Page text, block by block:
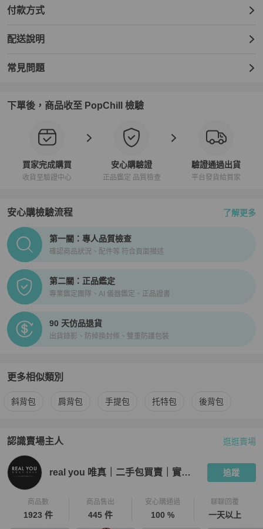
付款方式
配送說明
常見問題
下單後，商品收至 PopChill 檢驗
買家完成購買
收貨至驗證中心
安心購驗證
正品鑑定 品質檢查
驗證通過出貨
平台發貨給買家
安心購檢驗流程 了解更多
PopChill拍拍圈正品驗證、安心購檢驗流程介紹
第一關：專人品質檢查
確認商品狀況、配件等 符合頁面描述
第二關：正品鑑定
專業鑑定團隊、AI 儀器鑑定、正品證書
90 天仿品退貨
出貨錄影、防掉換封條、雙重防護包裝
更多相似類別
更多Hermès 女包相似商品推薦
斜背包 肩背包 手提包 托特包 後背包
認識賣場主人
PopChill 拍拍圈嚴選賣家 real you 唯真｜二手包買賣｜實體門
逛逛賣場
real you 唯真｜二手包買賣｜實體門市 追蹤
商品數
1923 件
商品售出
445 件
安心購通過
100 %
聊聊回覆
一天以上